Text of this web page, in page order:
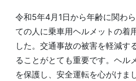
令和5年4月1日から年齢に関わ
ての人に乗車用ヘルメットの着
した。交通事故の被害を軽減す
ることがとても重要です。ヘル
を保護し、安全運転を心がけま